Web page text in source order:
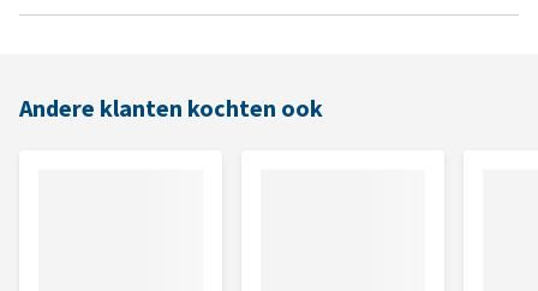
Andere klanten kochten ook